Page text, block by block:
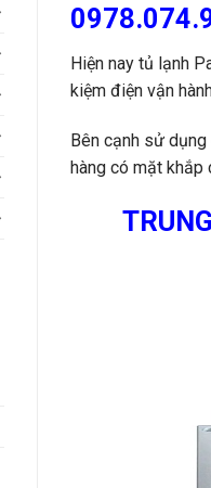
Hiện nay tủ lạnh
kiệm điện vận
Bên cạnh sử
hàng có mặt